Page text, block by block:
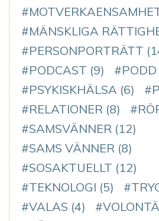
MÄNSKLIGA
PERSONPORTRÄTT
PODCAST (9) PODD
PSYKISKHÄLSA (6)
RELATIONER (8)
SAMSVÄNNER (12)
SAMS VÄNNER (8)
SOSAKTUELLT (12)
TEKNOLOGI (5)
VALAS (4)